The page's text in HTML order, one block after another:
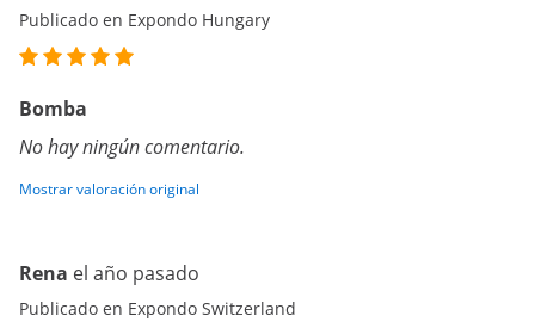
Publicado en Expondo Hungary
Bomba
No hay ningún comentario.
Mostrar valoración original
Rena el año pasado
Publicado en Expondo Switzerland